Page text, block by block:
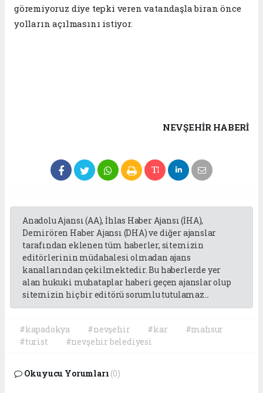
göremiyoruz diye tepki veren vatandaşla biran önce
yolların açılmasını istiyor.
NEVŞEHIR HABERİ
Anadolu Ajansı (AA), İhlas Haber Ajansı (İHA),
Demirören Haber Ajansı (DHA) ve diğer ajanslar
tarafından eklenen tüm haberler, sitemizin
editörlerinin müdahalesi olmadan ajans
kanallarından çekilmektedir. Bu haberlerde yer
alan hukuki muhataplar haberi geçen ajanslar olup
sitemizin hiç bir editörü sorumlu tutulamaz...
#kapadokya #nevşehir #kar
#mahsur
#turist
#nevşehir belediyesi
Okuyucu Yorumları (0)